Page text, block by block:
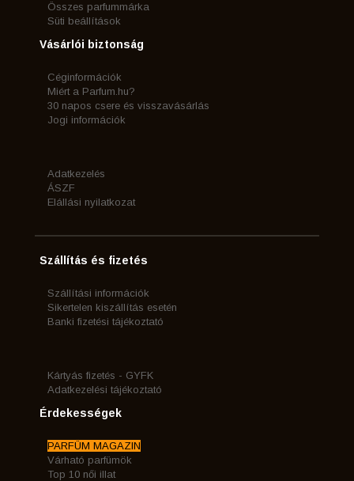
Összes parfummárka
Süti beállítások
Vásárlói biztonság
Céginformációk
Miért a Parfum.hu?
30 napos csere és visszavásárlás
Jogi információk
Adatkezelés
ÁSZF
Elállási nyilatkozat
Szállítás és fizetés
Szállítási információk
Sikertelen kiszállítás esetén
Banki fizetési tájékoztató
Kártyás fizetés - GYFK
Adatkezelési tájékoztató
Érdekességek
PARFÜM MAGAZIN
Várható parfümök
Top 10 női illat